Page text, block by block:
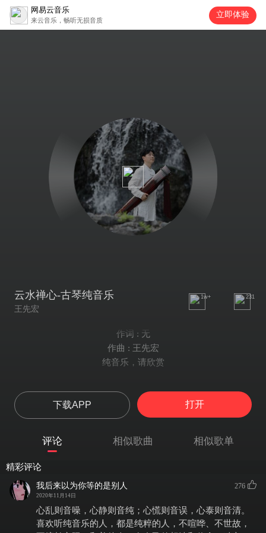
网易云音乐
来云音乐，畅听无损音质
立即体验
云水禅心-古琴纯音乐
王先宏
1w+ 231
作词 : 无
作曲 : 王先宏
纯音乐，请欣赏
下载APP 打开
评论 相似歌曲 相似歌单
精彩评论
我后来以为你等的是别人
2020年11月14日
276
心乱则音噪，心静则音纯；心慌则音误，心泰则音清。
喜欢听纯音乐的人，都是纯粹的人，不喧哗、不世故，